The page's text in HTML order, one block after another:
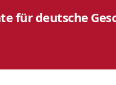
für deutsche